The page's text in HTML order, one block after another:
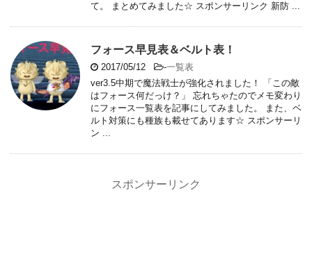
て。 まとめてみました☆ スポンサーリンク 新防 ...
フォース早見表＆ベルト表！
2017/05/12 -一覧表
ver3.5中期で魔法戦士が強化されました！ 「この敵
はフォース何だっけ？」 忘れちゃたのでメモ変わり
にフォース一覧表を記事にしてみました。 また、ベ
ルト対策にも種族も載せてあります☆ スポンサーリ
ン ...
スポンサーリンク